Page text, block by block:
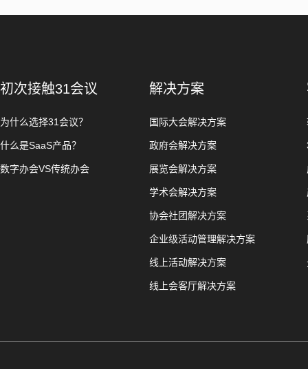
初次接触31会议
为什么选择31会议？
什么是SaaS产品？
数字办会VS传统办会
解决方案
国际大会解决方案
政府会解决方案
展览会解决方案
学术会解决方案
协会社团解决方案
企业级活动管理解决方案
线上活动解决方案
线上会客厅解决方案